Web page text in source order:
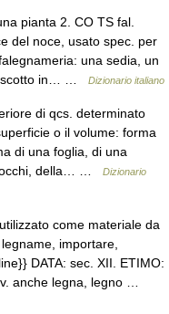
pianta 2. CO TS fal.
del noce, usato spec. per
una sedia, un
in… …
Dizionario italiano
di qcs. determinato
o il volume: forma
di una foglia, di una
occhi, della… …
Dizionario
come materiale da
importare,
DATA: sec. XII. ETIMO:
anche legna, legno …